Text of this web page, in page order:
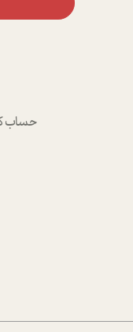
حساب